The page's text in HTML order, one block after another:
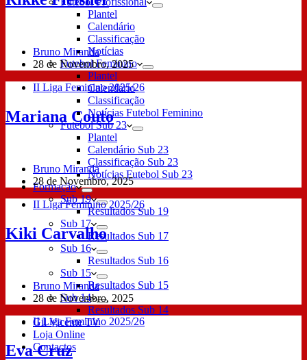
Plantel
Calendário
Classificação
Notícias
Futebol Feminino
Plantel
Calendário
Classificação
Notícias Futebol Feminino
Futebol Sub 23
Plantel
Calendário Sub 23
Classificação Sub 23
Notícias Futebol Sub 23
Formação
Sub 19
Resultados Sub 19
Sub 17
Resultados Sub 17
Sub 16
Resultados Sub 16
Sub 15
Resultados Sub 15
Sub 14
Resultados Sub 14
Gil Vicente TV
Loja Online
Contactos
Bruno Miranda
28 de Novembro, 2025
II Liga Feminino 2025/26
Mariana Couto
Bruno Miranda
28 de Novembro, 2025
II Liga Feminino 2025/26
Kiki Carvalho
Bruno Miranda
28 de Novembro, 2025
II Liga Feminino 2025/26
Eva Cruz